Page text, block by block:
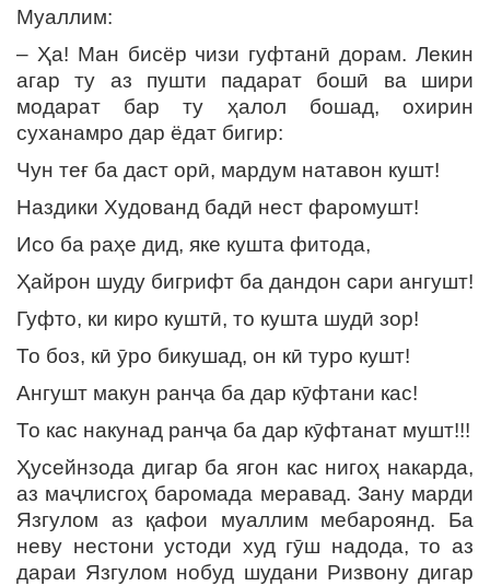
Муаллим:
– Ҳа! Ман бисёр чизи гуфтанӣ дорам. Лекин
агар ту аз пушти падарат бошӣ ва шири
модарат бар ту ҳалол бошад, охирин
суханамро дар ёдат бигир:
Чун теғ ба даст орӣ, мардум натавон кушт!
Наздики Худованд бадӣ нест фаромушт!
Исо ба раҳе дид, яке кушта фитода,
Ҳайрон шуду бигрифт ба дандон сари ангушт!
Гуфто, ки киро куштӣ, то кушта шудӣ зор!
То боз, кӣ ӯро бикушад, он кӣ туро кушт!
Ангушт макун ранҷа ба дар кӯфтани кас!
То кас накунад ранҷа ба дар кӯфтанат мушт!!!
Ҳусейнзода дигар ба ягон кас нигоҳ накарда,
аз маҷлисгоҳ баромада меравад. Зану марди
Язгулом аз қафои муаллим мебароянд. Ба
неву нестони устоди худ гӯш надода, то аз
дараи Язгулом нобуд шудани Ризвону дигар